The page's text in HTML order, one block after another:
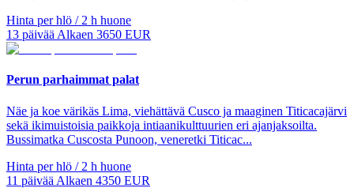
Hinta per hlö / 2 h huone
13 päivää Alkaen 3650 EUR
Perun parhaimmat palat
Näe ja koe värikäs Lima, viehättävä Cusco ja maaginen Titicacajärvi
sekä ikimuistoisia paikkoja intiaanikulttuurien eri ajanjaksoilta.
Bussimatka Cuscosta Punoon, veneretki Titicac...
Hinta per hlö / 2 h huone
11 päivää Alkaen 4350 EUR